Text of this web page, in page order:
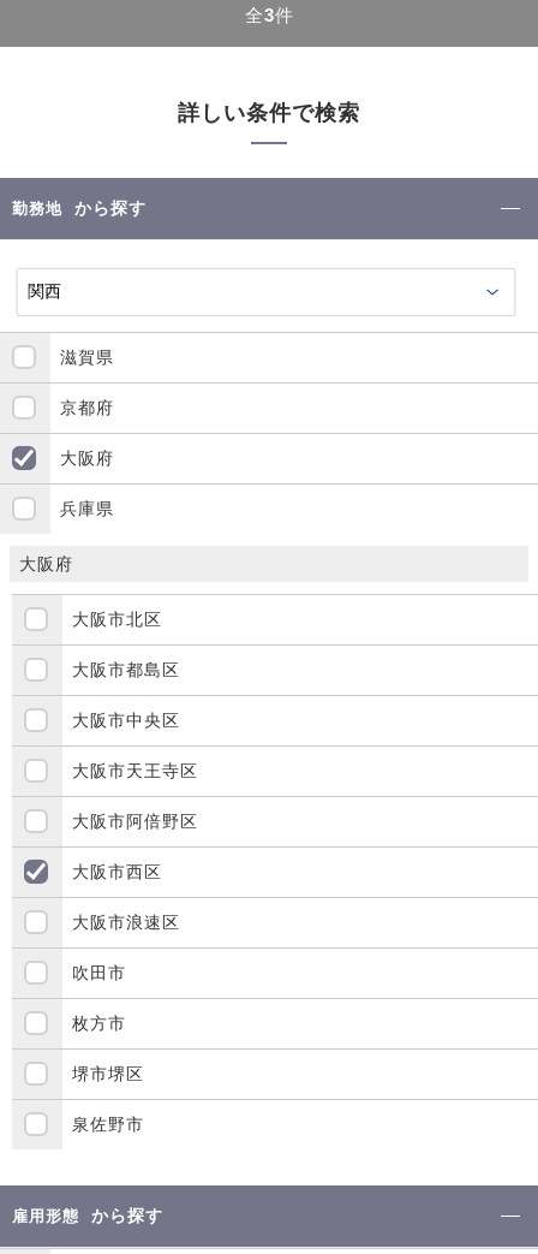
全3件
詳しい条件で検索
勤務地 から探す
滋賀県
京都府
大阪府
兵庫県
大阪府
大阪市北区
大阪市都島区
大阪市中央区
大阪市天王寺区
大阪市阿倍野区
大阪市西区
大阪市浪速区
吹田市
枚方市
堺市堺区
泉佐野市
雇用形態 から探す